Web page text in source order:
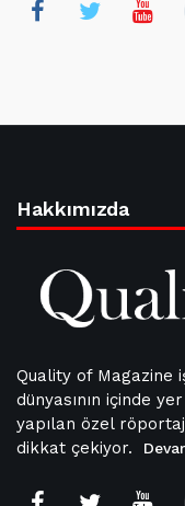
Hakkımızda
Quality of Magazine
dünyasının içinde
yapılan özel
dikkat çekiyor.